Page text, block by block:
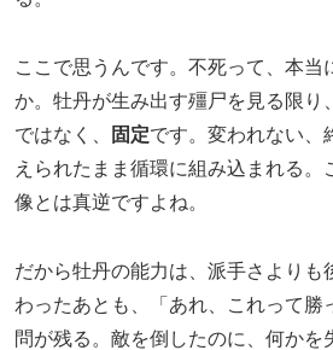
ここで思うんです。不死って、本当
か。牡丹が生み出す殭尸を見る限り
ではなく、
固定です。変われない、
えられたまま循環に組み込まれる。
像とは真逆ですよね。
だから牡丹の能力は、派手さよりも
わったあとも、「あれ、これって勝
問が残る。敵を倒したのに、何かを